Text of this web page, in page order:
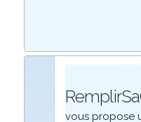
vous propose